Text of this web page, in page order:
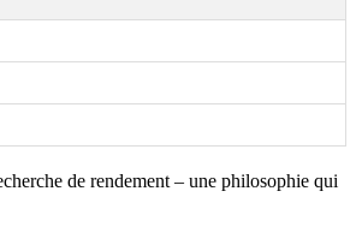
de rendement – une philosophie qui